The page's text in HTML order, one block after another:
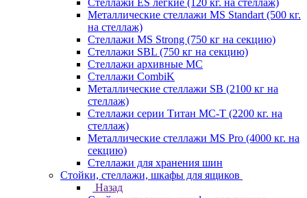
Стеллажи ES легкие (120 кг. на стеллаж)
Металлические стеллажи MS Standart (500 кг.
на стеллаж)
Стеллажи MS Strong (750 кг на секцию)
Стеллажи SBL (750 кг на секцию)
Стеллажи архивные МС
Стеллажи CombiK
Металлические стеллажи SB (2100 кг на
стеллаж)
Стеллажи серии Титан МС-Т (2200 кг. на
стеллаж)
Металлические стеллажи MS Pro (4000 кг. на
секцию)
Стеллажи для хранения шин
Стойки, стеллажи, шкафы для ящиков
Назад